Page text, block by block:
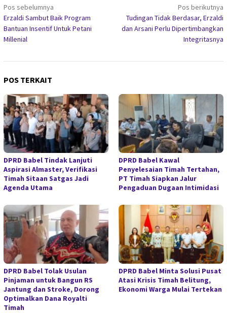
Navigasi
pos
Pos sebelumnya
Erzaldi Sambut Baik Program
Bantuan Insentif Untuk Petani
Millenial
Pos berikutnya
Tudingan Tidak Berdasar, Erzaldi
dan Arsani Perlu Dipertimbangkan
Integritasnya
POS TERKAIT
DPRD Babel Tindak Lanjuti
Aspirasi Almaster, Verifikasi
Timah Sitaan Satgas Jadi
Agenda Utama
DPRD Babel Kawal
Penyelesaian Timah Tertahan,
PT Timah Siapkan Jalur
Pengaduan Dugaan Intimidasi
DPRD Babel Tolak Usulan
Pinjaman untuk Bangun RS
Jantung dan Stroke, Dorong
Optimalkan Dana Royalti
Timah
DPRD Babel Minta Solusi Pusat
Atasi Krisis Timah Belitung,
Ekonomi Warga Mulai Tertekan